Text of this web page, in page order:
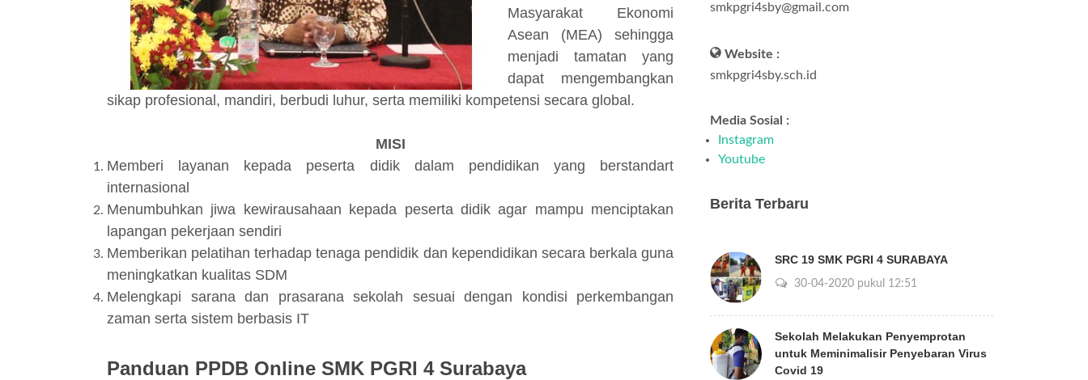
Masyarakat Ekonomi
Asean (MEA) sehingga
menjadi tamatan yang
dapat mengembangkan
sikap profesional, mandiri, berbudi luhur, serta memiliki kompetensi secara global.
MISI
Memberi layanan kepada peserta didik dalam pendidikan yang berstandart
internasional
Menumbuhkan jiwa kewirausahaan kepada peserta didik agar mampu menciptakan
lapangan pekerjaan sendiri
Memberikan pelatihan terhadap tenaga pendidik dan kependidikan secara berkala guna
meningkatkan kualitas SDM
Melengkapi sarana dan prasarana sekolah sesuai dengan kondisi perkembangan
zaman serta sistem berbasis IT
Panduan PPDB Online SMK PGRI 4 Surabaya
smkpgri4sby@gmail.com
Website :
smkpgri4sby.sch.id
Media Sosial :
Instagram
Youtube
Berita Terbaru
SRC 19 SMK PGRI 4 SURABAYA
30-04-2020 pukul 12:51
Sekolah Melakukan Penyemprotan
untuk Meminimalisir Penyebaran Virus
Covid 19